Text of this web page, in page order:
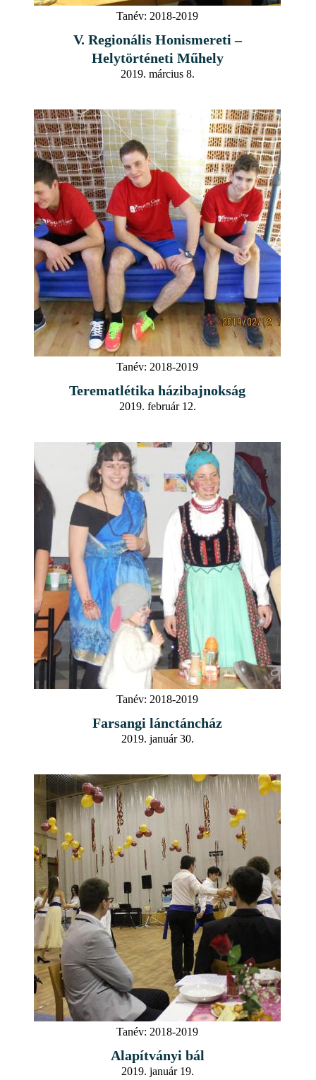
Tanév: 2018-2019
V. Regionális Honismereti –
Helytörténeti Műhely
2019. március 8.
Tanév: 2018-2019
Terematlétika házibajnokság
2019. február 12.
Tanév: 2018-2019
Farsangi lánctáncház
2019. január 30.
Tanév: 2018-2019
Alapítványi bál
2019. január 19.